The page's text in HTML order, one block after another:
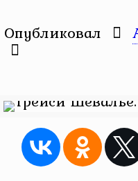
Опубликовал